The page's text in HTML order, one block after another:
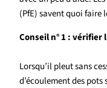
(PfE) savent quoi faire
Conseil n° 1 : vérifier
Lorsqu’il pleut sans
d’écoulement des